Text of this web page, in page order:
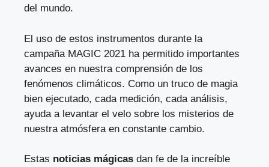
del mundo.
El uso de estos instrumentos durante la
campaña MAGIC 2021 ha permitido importantes
avances en nuestra comprensión de los
fenómenos climáticos. Como un truco de magia
bien ejecutado, cada medición, cada análisis,
ayuda a levantar el velo sobre los misterios de
nuestra atmósfera en constante cambio.
Estas noticias mágicas dan fe de la increíble